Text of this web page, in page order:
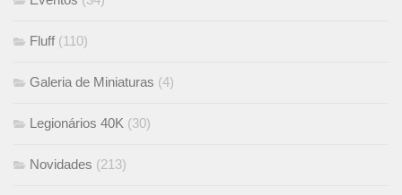
Fluff (110)
Galeria de Miniaturas (4)
Legionários 40K (30)
Novidades (213)